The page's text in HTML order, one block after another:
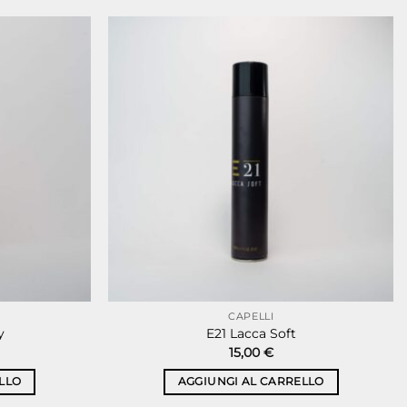
CAPELLI
E21 Lacca Soft
15,00€
AGGIUNGI AL CARRELLO